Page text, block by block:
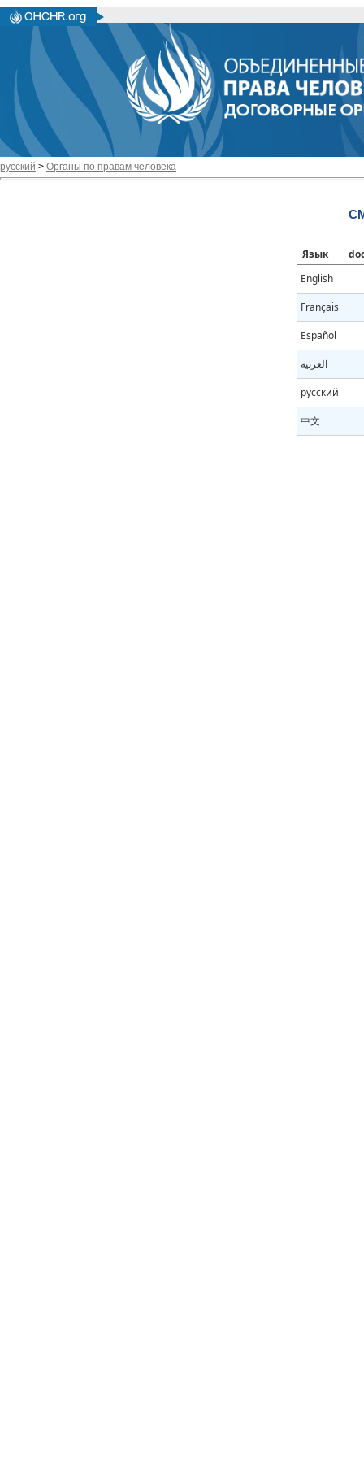
русский > Органы по правам человека
Язык
English
Français
Español
العربية
русский
中文